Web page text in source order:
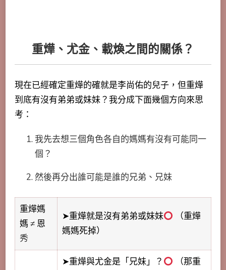
重燁、尤金、載煥之間的關係？
現在已經確定重燁的確就是李尚佑的兒子，但重燁
到底有沒有弟弟或妹妹？我分成下面幾個方向來思
考：
我先去想三個角色各自的媽媽有沒有可能同一
個？
然後再分出誰可能是誰的兄弟、兄妹
重燁媽
媽 ≠ 恩
秀
➤重燁就是沒有弟弟或妹妹
（重燁
媽媽死掉）
➤重燁與尤金是「兄妹」？
（那重